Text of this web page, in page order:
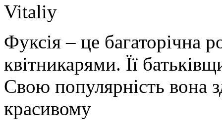
Vitaliy
Фуксія – це багаторічна
квітникарями. Її
Свою популярність вона
красивому